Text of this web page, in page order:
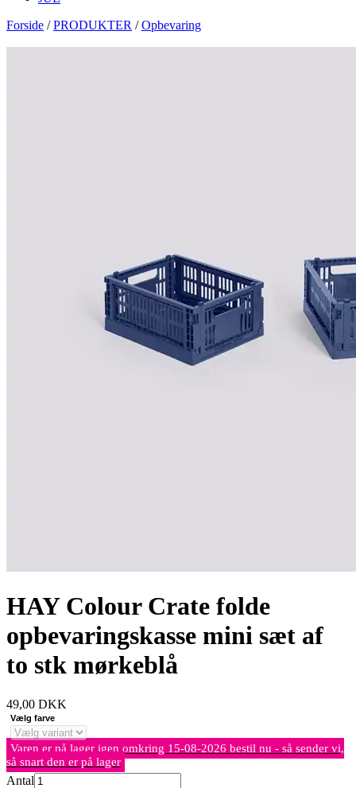
Forside /PRODUKTER /Opbevaring
HAY Colour Crate folde
opbevaringskasse mini sæt af
to stk mørkeblå
49,00 DKK
Vælg farve
Varen er på lager igen omkring 15-08-2026 bestil nu - så sender vi,
så snart den er på lager
Antal